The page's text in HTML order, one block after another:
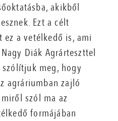
akikből
Ezt a célt
a vetélkedő is, ami
Diák Agrárteszttel
meg, hogy
agráriumban zajló
szól ma az
formájában